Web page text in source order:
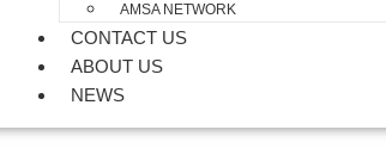
AMSA NETWORK
CONTACT US
ABOUT US
NEWS